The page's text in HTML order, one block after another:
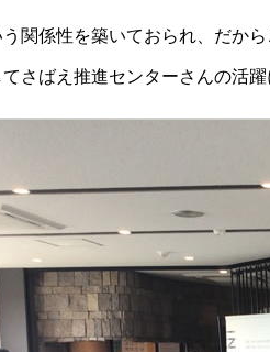
関係性を築いておられ、だか
さばえ推進センターさんの活躍